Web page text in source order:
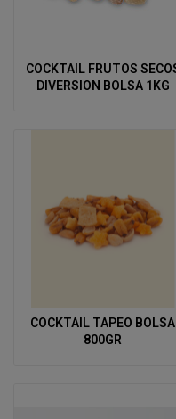
COCKTAIL FRUTOS SECOS
DIVERSION BOLSA 1KG
COCKTAIL TAPEO BOLSA
800GR